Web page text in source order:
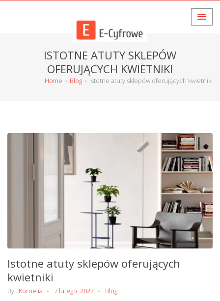
ISTOTNE ATUTY SKLEPÓW
OFERUJĄCYCH KWIETNIKI
Home › Blog › Istotne atuty sklepów oferujących kwietniki
Istotne atuty sklepów oferujących
kwietniki
By : Kornelia 7 lutego, 2023 Blog